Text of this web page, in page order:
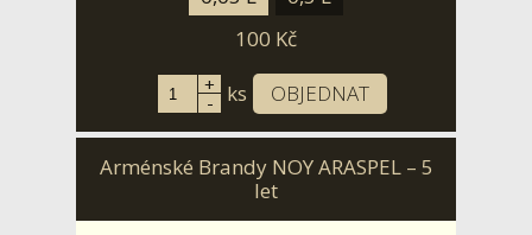
100 Kč
+
- ks OBJEDNAT
Arménské Brandy NOY ARASPEL – 5
let